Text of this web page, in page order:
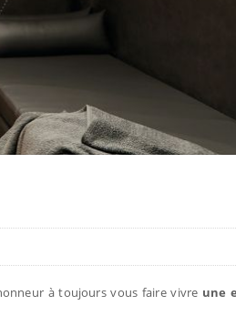
à toujours vous faire vivre une